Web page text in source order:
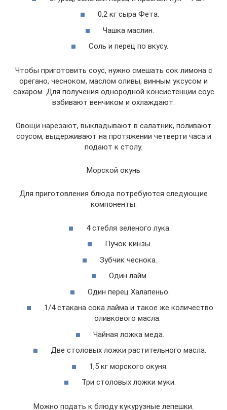
0,2 кг сыра Фета.
Чашка маслин.
Соль и перец по вкусу.
Чтобы приготовить соус, нужно смешать сок лимона с
орегано, чесноком, маслом оливы, винным уксусом и
сахаром. Для получения однородной консистенции соус
взбивают венчиком и охлаждают.
Овощи нарезают, выкладывают в салатник, поливают
соусом, выдерживают на протяжении четверти часа и
подают к столу.
Морской окунь
Для приготовления блюда потребуются следующие
компоненты:
4 стебля зеленого лука.
Пучок кинзы.
Зубчик чеснока.
Один лайм.
Один перец Халапеньо.
1/4 стакана сока лайма и такое же количество
оливкового масла.
Чайная ложка меда.
Две столовых ложки растительного масла.
1,5 кг морского окуня.
Три столовых ложки муки.
Можно подать к блюду кукурузные лепешки.